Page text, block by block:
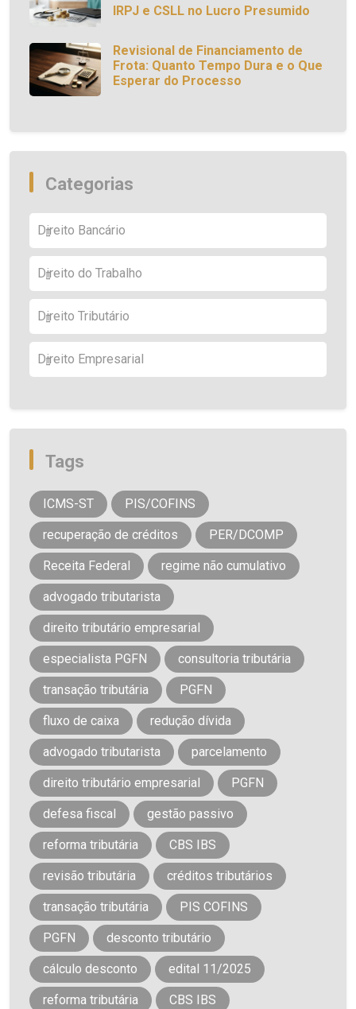
IRPJ e CSLL no Lucro Presumido
Revisional de Financiamento de
Frota: Quanto Tempo Dura e o Que
Esperar do Processo
Categorias
Direito Bancário
Direito do Trabalho
Direito Tributário
Direito Empresarial
Tags
ICMS-ST PIS/COFINS
recuperação de créditos PER/DCOMP
Receita Federal regime não cumulativo
advogado tributarista
direito tributário empresarial
especialista PGFN consultoria tributária
transação tributária PGFN
fluxo de caixa redução dívida
advogado tributarista parcelamento
direito tributário empresarial PGFN
defesa fiscal gestão passivo
reforma tributária CBS IBS
revisão tributária créditos tributários
transação tributária PIS COFINS
PGFN desconto tributário
cálculo desconto edital 11/2025
reforma tributária CBS IBS